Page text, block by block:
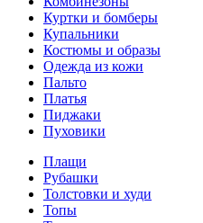
Куртки и бомберы
Купальники
Костюмы и образы
Одежда из кожи
Пальто
Платья
Пиджаки
Пуховики
Плащи
Рубашки
Толстовки и худи
Топы